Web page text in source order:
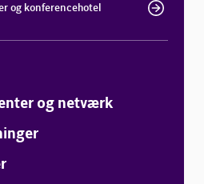
og konferencehotel
og netværk